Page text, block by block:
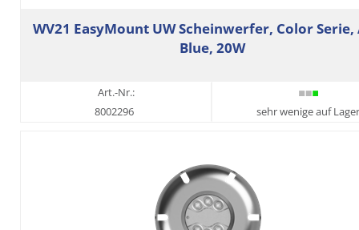
WV21 EasyMount UW Scheinwerfer, Color Serie,
Blue, 20W
Art.-Nr.:
8002296
sehr wenige auf Lager